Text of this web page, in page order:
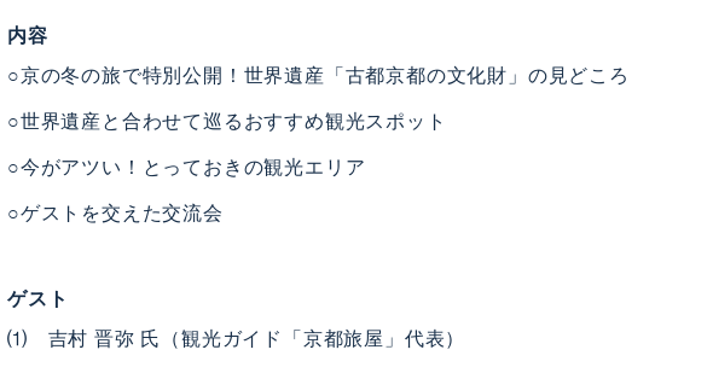
内容
○京の冬の旅で特別公開！世界遺産「古都京都の文化財」の見どころ
○世界遺産と合わせて巡るおすすめ観光スポット
○今がアツい！とっておきの観光エリア
○ゲストを交えた交流会
ゲスト
⑴ 吉村 晋弥 氏（観光ガイド「京都旅屋」代表）